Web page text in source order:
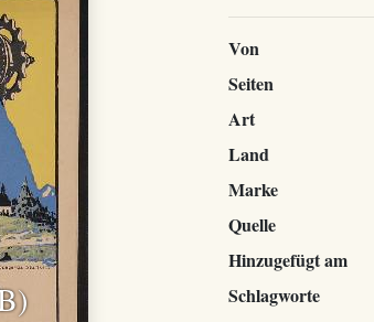
Von
Seiten
Art
Land
Marke
Quelle
Hinzugefügt am
Schlagworte